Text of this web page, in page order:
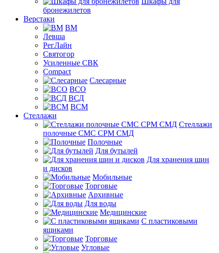
бронежилетов
Верстаки
ВМ
Левша
РегЛайн
Святогор
Усиленные СВК
Compact
Слесарные
ВСО
ВСД
ВСМ
Стеллажи
Стеллажи
полочные СМС СРМ СМД
Полочные
Для бутылей
Для хранения шин
и дисков
Мобильные
Торговые
Архивные
Для воды
Медицинские
С пластиковыми
ящиками
Торговые
Угловые